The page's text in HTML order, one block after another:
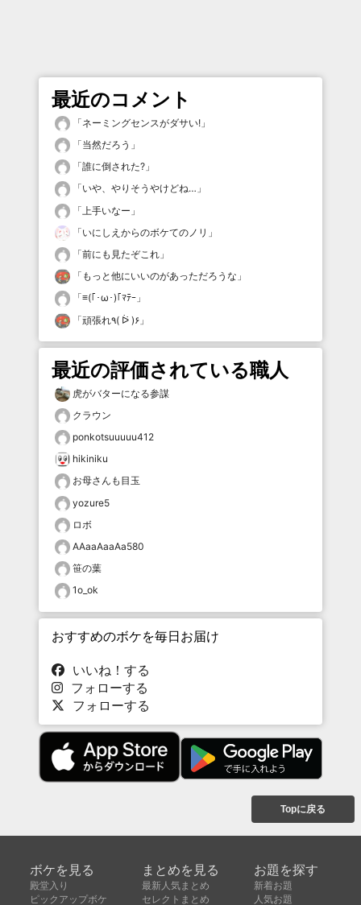
最近のコメント
「ネーミングセンスがダサい! 」
「当然だろう 」
「誰に倒された? 」
「いや、やりそうやけどね… 」
「 上手いなー 」
「いにしえからのボケてのノリ 」
「前にも見たぞこれ 」
「 もっと他にいいのがあっただろうな 」
「≡(｢･ω･)｢ﾏﾃｰ 」
「
頑張れ٩( ᐖ )۶ 」
最近の評価されている職人
虎がバターになる参謀
クラウン
ponkotsuuuuu412
hikiniku
お母さんも目玉
yozure5
ロボ
AAaaAaaAa580
笹の葉
1o_ok
おすすめのボケを毎日お届け
いいね！する
フォローする
フォローする
Topに戻る
ボケを見る
殿堂入り
ピックアップボケ
まとめを見る
最新人気まとめ
セレクトまとめ
お題を探す
新着お題
人気お題